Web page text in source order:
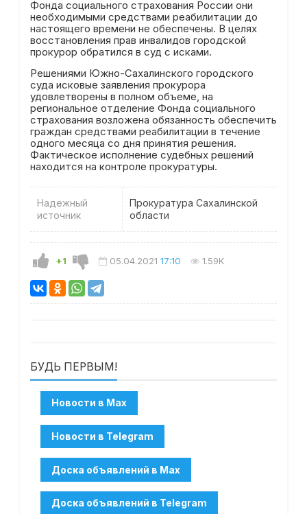
Фонда социального страхования России они
необходимыми средствами реабилитации до
настоящего времени не обеспечены. В целях
восстановления прав инвалидов городской
прокурор обратился в суд с исками.
Решениями Южно-Сахалинского городского
суда исковые заявления прокурора
удовлетворены в полном объеме, на
региональное отделение Фонда социального
страхования возложена обязанность обеспечить
граждан средствами реабилитации в течение
одного месяца со дня принятия решения.
Фактическое исполнение судебных решений
находится на контроле прокуратуры.
Надежный
источник
Прокуратура Сахалинской
области
+1 05.04.2021 17:10 1.59K
БУДЬ ПЕРВЫМ!